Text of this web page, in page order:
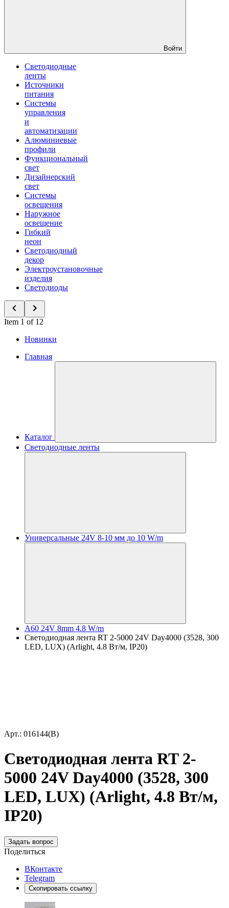
Войти
Светодиодные
ленты
Источники
питания
Системы
управления
и
автоматизации
Алюминиевые
профили
Функциональный
свет
Дизайнерский
свет
Системы
освещения
Наружное
освещение
Гибкий
неон
Светодиодный
декор
Электроустановочные
изделия
Светодиоды
Item 1 of 12
Новинки
Главная
Каталог
Светодиодные ленты
Универсальные 24V 8-10 мм до 10 W/m
A60 24V 8mm 4.8 W/m
Светодиодная лента RT 2-5000 24V Day4000 (3528, 300
LED, LUX) (Arlight, 4.8 Вт/м, IP20)
Арт.: 016144(B)
Светодиодная лента RT 2-
5000 24V Day4000 (3528, 300
LED, LUX) (Arlight, 4.8 Вт/м,
IP20)
Задать вопрос
Поделиться
ВКонтакте
Telegram
Скопировать ссылку